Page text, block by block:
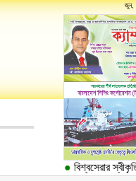
জুন,
বিশ্বসেরার স্বীকৃতি